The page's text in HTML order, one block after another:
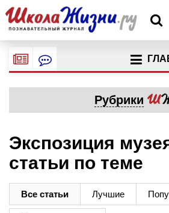
Рубрики
Экспозиция
статьи по теме
Все статьи Лучшие